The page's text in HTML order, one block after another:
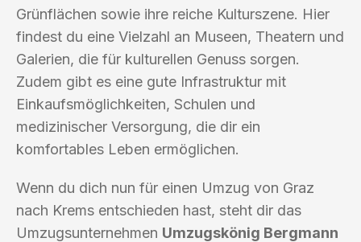
Grünflächen sowie ihre reiche Kulturszene. Hier
findest du eine Vielzahl an Museen, Theatern und
Galerien, die für kulturellen Genuss sorgen.
Zudem gibt es eine gute Infrastruktur mit
Einkaufsmöglichkeiten, Schulen und
medizinischer Versorgung, die dir ein
komfortables Leben ermöglichen.
Wenn du dich nun für einen Umzug von Graz
nach Krems entschieden hast, steht dir das
Umzugsunternehmen Umzugskönig Bergmann